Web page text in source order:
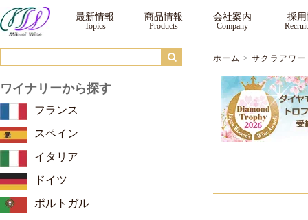
サクラアワード2026 ダブルゴールド ｜三国ワイン
最新情報 商品情報 会社案内 採
ホーム >サクラアワー
ワイナリーから探す
フランス
スペイン
イタリア
ドイツ
ポルトガル